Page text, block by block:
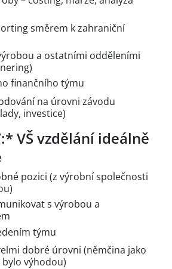
směrem k zahraniční
a ostatními odděleními
finančního týmu
na úrovni závodu
investice)
VŠ vzdělání ideálně
pozici (z výrobní společnosti
s výrobou a
týmu
dobré úrovni (němčina jako
výhodou)